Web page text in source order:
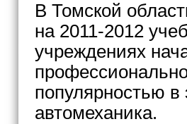
В Томской
на 2011-2012
учреждениях
популярностью в
автомеханика.